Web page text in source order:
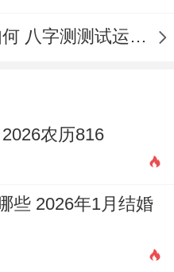
如何测试自己的运势如何 八字测测试运运程
农历816
些 2026年1月结婚